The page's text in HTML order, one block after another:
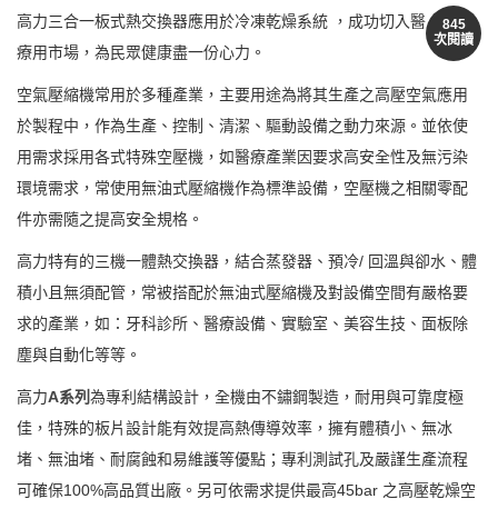
845
次閱讀
高力三合一板式熱交換器應用於冷凍乾燥系統 ，成功切入醫
療用市場，為民眾健康盡一份心力。
空氣壓縮機常用於多種產業，主要用途為將其生產之高壓空氣應用
於製程中，作為生產、控制、清潔、驅動設備之動力來源。並依使
用需求採用各式特殊空壓機，如醫療產業因要求高安全性及無污染
環境需求，常使用無油式壓縮機作為標準設備，空壓機之相關零配
件亦需隨之提高安全規格。
高力特有的三機一體熱交換器，結合蒸發器、預冷/ 回溫與卻水、體
積小且無須配管，常被搭配於無油式壓縮機及對設備空間有嚴格要
求的產業，如：牙科診所、醫療設備、實驗室、美容生技、面板除
塵與自動化等等。
高力A系列 為專利結構設計，全機由不鏽鋼製造，耐用與可靠度極
佳，特殊的板片設計能有效提高熱傳導效率，擁有體積小、無冰
堵、無油堵、耐腐蝕和易維護等優點；專利測試孔及嚴謹生產流程
可確保100%高品質出廠。另可依需求提供最高45bar 之高壓乾燥空